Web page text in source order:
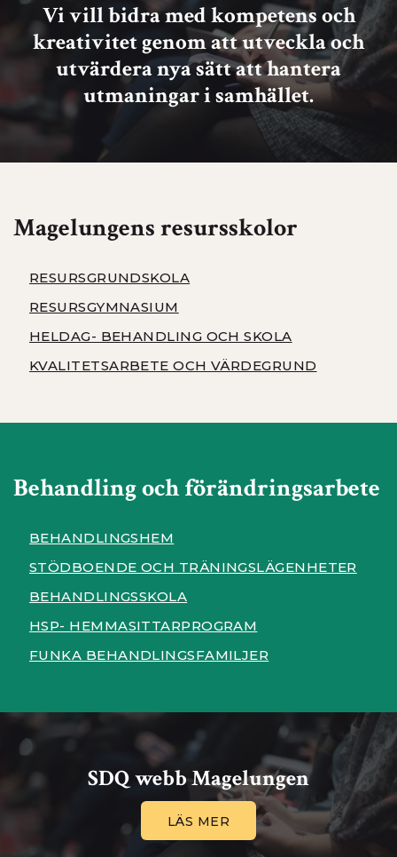
Vi vill bidra med kompetens och
kreativitet genom att utveckla och
utvärdera nya sätt att hantera
utmaningar i samhället.
Magelungens resursskolor
RESURSGRUNDSKOLA
RESURSGYMNASIUM
HELDAG- BEHANDLING OCH SKOLA
KVALITETSARBETE OCH VÄRDEGRUND
Behandling och förändringsarbete
BEHANDLINGSHEM
STÖDBOENDE OCH TRÄNINGSLÄGENHETER
BEHANDLINGSSKOLA
HSP- HEMMASITTARPROGRAM
FUNKA BEHANDLINGSFAMILJER
SDQ webb Magelungen
LÄS MER